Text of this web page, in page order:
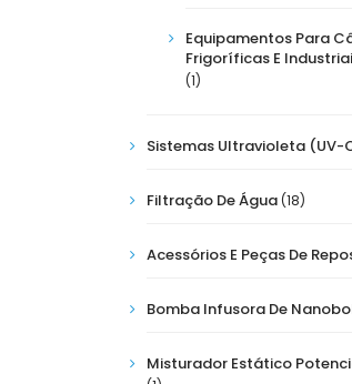
Equipamentos Para
Frigoríficas E
(1)
Sistemas Ultravioleta (UV-
Filtração De Água (18)
Acessórios E Peças De
Bomba Infusora De
Misturador Estático